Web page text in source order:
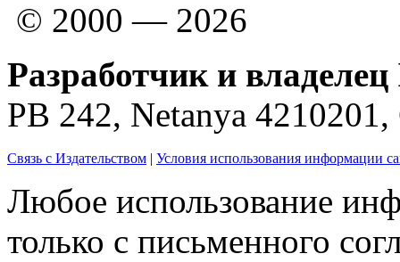
© 2000 — 2026
Разработчик и
PB 242, Netanya
Связь с Издательством | Условия использования информации
Любое использование
только с письменного